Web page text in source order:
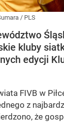
/ PLS
kluby
edycji
FIVB w
z
że